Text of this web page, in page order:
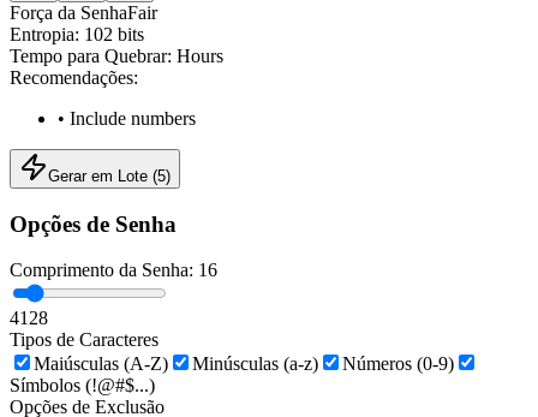
Força da SenhaFair
Entropia: 102 bits
Tempo para Quebrar: Hours
Recomendações:
• Include numbers
Gerar em Lote (5)
Opções de Senha
Comprimento da Senha: 16
4128
Tipos de Caracteres
Maiúsculas (A-Z)
Minúsculas (a-z)
Números (0-9)
Símbolos (!@#$...)
Opções de Exclusão